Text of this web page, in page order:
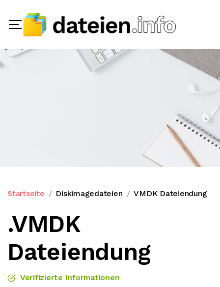
Startseite Diskimagedateien VMDK Dateiendung
.VMDK
Dateiendung
Verifizierte Informationen